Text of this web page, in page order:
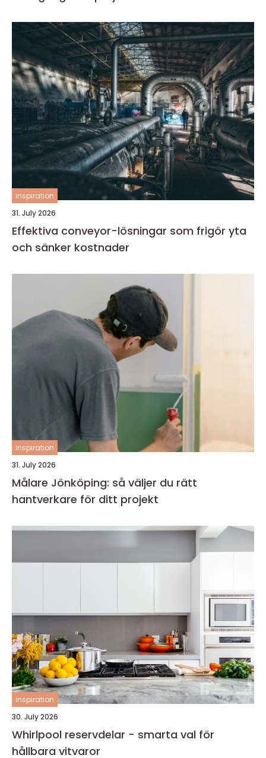
inspiration
31. July 2026
Effektiva conveyor-lösningar som frigör yta
och sänker kostnader
inspiration
31. July 2026
Målare Jönköping: så väljer du rätt
hantverkare för ditt projekt
inspiration
30. July 2026
Whirlpool reservdelar - smarta val för
hållbara vitvaror